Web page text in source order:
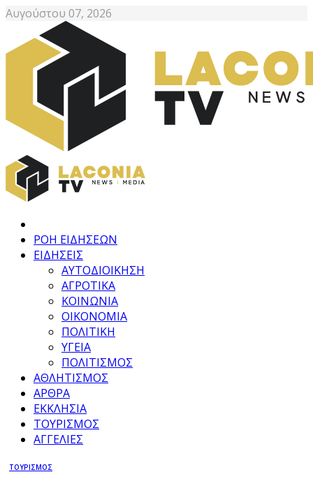
Αυγούστου 07, 2026
ΡΟΗ ΕΙΔΗΣΕΩΝ
ΕΙΔΗΣΕΙΣ
ΑΥΤΟΔΙΟΙΚΗΣΗ
ΑΓΡΟΤΙΚΑ
ΚΟΙΝΩΝΙΑ
ΟΙΚΟΝΟΜΙΑ
ΠΟΛΙΤΙΚΗ
ΥΓΕΙΑ
ΠΟΛΙΤΙΣΜΟΣ
ΑΘΛΗΤΙΣΜΟΣ
ΑΡΘΡΑ
ΕΚΚΛΗΣΙΑ
ΤΟΥΡΙΣΜΟΣ
ΑΓΓΕΛΙΕΣ
ΤΟΥΡΙΣΜΟΣ